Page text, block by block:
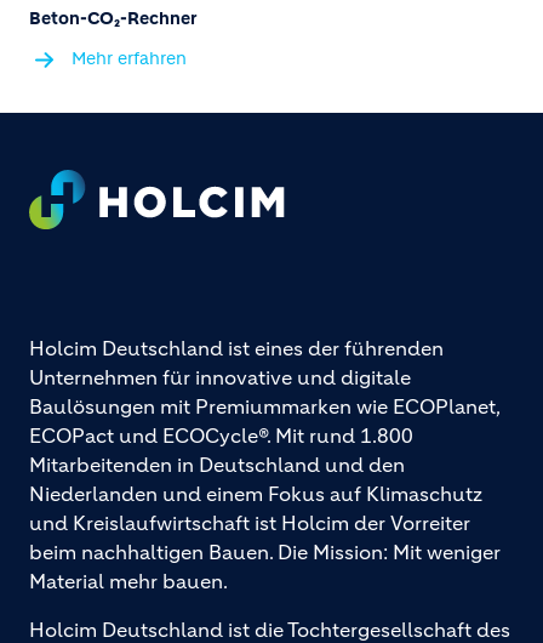
Beton-CO₂-Rechner
Mehr erfahren
Footer
Holcim Deutschland ist eines der führenden
Unternehmen für innovative und digitale
Baulösungen mit Premiummarken wie ECOPlanet,
ECOPact und ECOCycle®. Mit rund 1.800
Mitarbeitenden in Deutschland und den
Niederlanden und einem Fokus auf Klimaschutz
und Kreislaufwirtschaft ist Holcim der Vorreiter
beim nachhaltigen Bauen. Die Mission: Mit weniger
Material mehr bauen.
Holcim Deutschland ist die Tochtergesellschaft des